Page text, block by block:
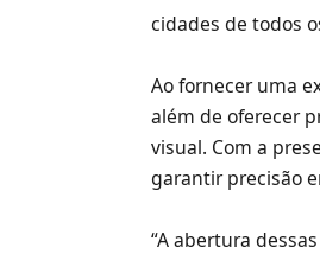
cidades de todos
Ao fornecer uma
além de oferecer
visual. Com a
garantir precisão
“A abertura